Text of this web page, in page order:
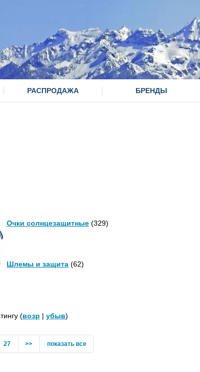
РАСПРОДАЖА БРЕНДЫ
Очки солнцезащитные (329)
Шлемы и защита (62)
(возр | убыв)
27 >> показать все